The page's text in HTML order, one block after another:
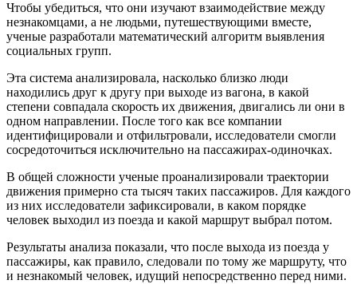
Чтобы убедиться, что они изучают взаимодействие между
незнакомцами, а не людьми, путешествующими вместе,
ученые разработали математический алгоритм выявления
социальных групп.
Эта система анализировала, насколько близко люди
находились друг к другу при выходе из вагона, в какой
степени совпадала скорость их движения, двигались ли они в
одном направлении. После того как все компании
идентифицировали и отфильтровали, исследователи смогли
сосредоточиться исключительно на пассажирах-одиночках.
В общей сложности ученые проанализировали траектории
движения примерно ста тысяч таких пассажиров. Для каждого
из них исследователи зафиксировали, в каком порядке
человек выходил из поезда и какой маршрут выбрал потом.
Результаты анализа показали, что после выхода из поезда у
пассажиры, как правило, следовали по тому же маршруту, что
и незнакомый человек, идущий непосредственно перед ними.